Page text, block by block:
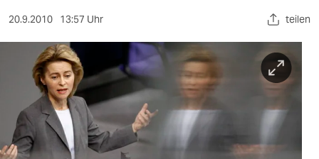
sport
berlin
nord
wahrheit
verlag
20.9.2010 13:57 Uhr teilen